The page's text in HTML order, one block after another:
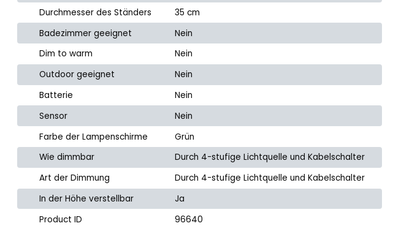
Durchmesser des Ständers
35 cm
Badezimmer geeignet
Nein
Dim to warm
Nein
Outdoor geeignet
Nein
Batterie
Nein
Sensor
Nein
Farbe der Lampenschirme
Grün
Wie dimmbar
Durch 4-stufige Lichtquelle und Kabelschalter
Art der Dimmung
Durch 4-stufige Lichtquelle und Kabelschalter
In der Höhe verstellbar
Ja
Product ID
96640